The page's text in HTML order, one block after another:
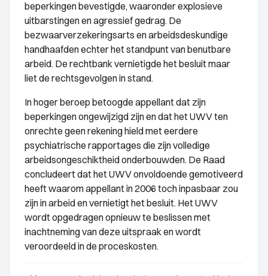
beperkingen bevestigde, waaronder explosieve
uitbarstingen en agressief gedrag. De
bezwaarverzekeringsarts en arbeidsdeskundige
handhaafden echter het standpunt van benutbare
arbeid. De rechtbank vernietigde het besluit maar
liet de rechtsgevolgen in stand.
In hoger beroep betoogde appellant dat zijn
beperkingen ongewijzigd zijn en dat het UWV ten
onrechte geen rekening hield met eerdere
psychiatrische rapportages die zijn volledige
arbeidsongeschiktheid onderbouwden. De Raad
concludeert dat het UWV onvoldoende gemotiveerd
heeft waarom appellant in 2006 toch inpasbaar zou
zijn in arbeid en vernietigt het besluit. Het UWV
wordt opgedragen opnieuw te beslissen met
inachtneming van deze uitspraak en wordt
veroordeeld in de proceskosten.